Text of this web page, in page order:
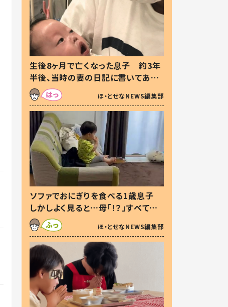
生後8ヶ月で亡くなった息子 約3年
半後、当時の妻の日記に書いてあっ
た本音とは
ほ・とせなNEWS編集部
ソファでおにぎりを食べる1歳息子
しかしよく見ると…母「！？」すべてを
察した母の投稿に「可愛いから許
す！」「現行犯〜」
ほ・とせなNEWS編集部